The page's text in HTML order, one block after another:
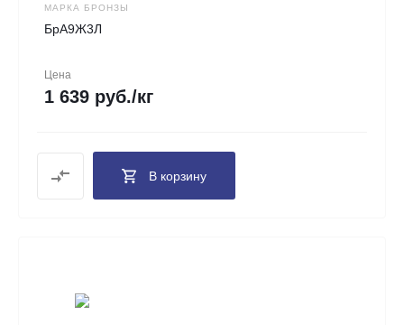
МАРКА БРОНЗЫ
БрА9Ж3Л
Цена
1 639 руб./кг
В корзину